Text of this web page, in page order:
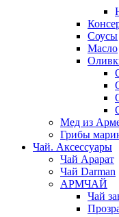
Соусы
Масло
Мед из
Грибы
Чай. Аксессуары
Чай Арарат
Чай Darman
АРМЧАЙ
Чай